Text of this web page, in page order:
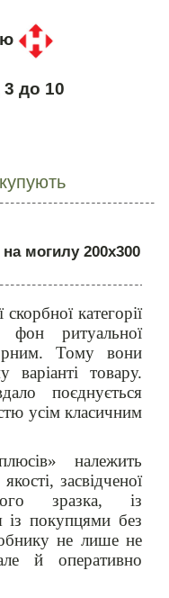
3 до 10
могилу 200х300
категорії
ритуальної
Тому вони
товару.
поєднується
усім класичним
належить
засвідченої
зразка, із
із покупцями без
не лише не
й оперативно